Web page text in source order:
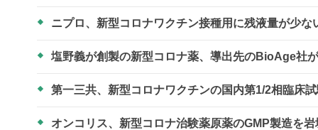
ニプロ、新型コロナワクチン接種用に残液量が少
塩野義が創製の新型コロナ薬、導出先のBioAge社
第一三共、新型コロナワクチンの国内第1/2相臨床
オンコリス、新型コロナ治験薬原薬のGMP製造を